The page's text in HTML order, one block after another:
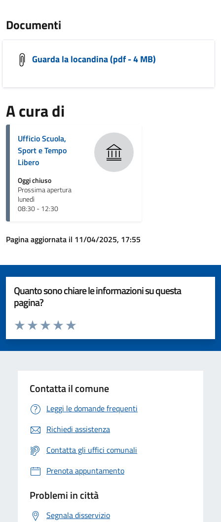
Documenti
Guarda la locandina (pdf - 4 MB)
A cura di
Ufficio Scuola,
Sport e Tempo
Libero
Oggi chiuso
Prossima apertura
lunedì
08:30 - 12:30
Pagina aggiornata il 11/04/2025, 17:55
Quanto sono chiare le informazioni su questa
pagina?
Valuta da 1 a 5 stelle la pagina
Valuta 5 stelle su 5
Valuta 4 stelle su 5
Valuta 3 stelle su 5
Valuta 2 stelle su 5
Valuta 1 stelle su 5
Contatta il comune
Leggi le domande frequenti
Richiedi assistenza
Contatta gli uffici comunali
Prenota appuntamento
Problemi in città
Segnala disservizio